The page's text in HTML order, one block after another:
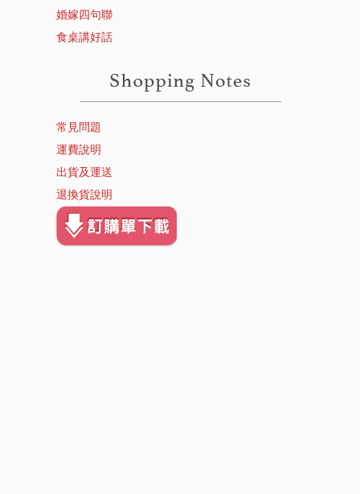
婚嫁四句聯
食桌講好話
常見問題
運費說明
出貨及運送
退換貨說明